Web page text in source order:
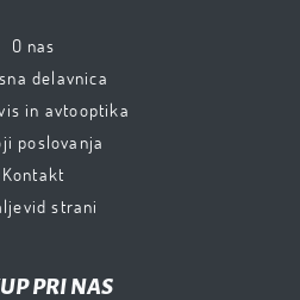
O nas
delavnica
in avtooptika
poslovanja
Kontakt
strani
PRI NAS